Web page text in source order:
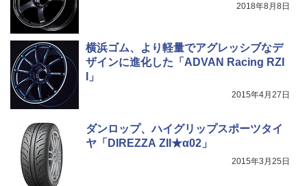
2018年8月8日
横浜ゴム、より軽量でアグレッシブなデ
ザインに進化した「ADVAN Racing RZI
I」
2015年4月27日
ダンロップ、ハイグリップスポーツタイ
ヤ「DIREZZA ZII★α02」
2015年3月25日